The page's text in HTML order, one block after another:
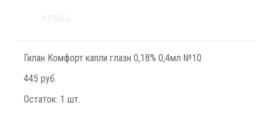
Гилан Комфорт капли глазн 0,18% 0,4мл №10
445 руб.
Остаток: 1 шт.